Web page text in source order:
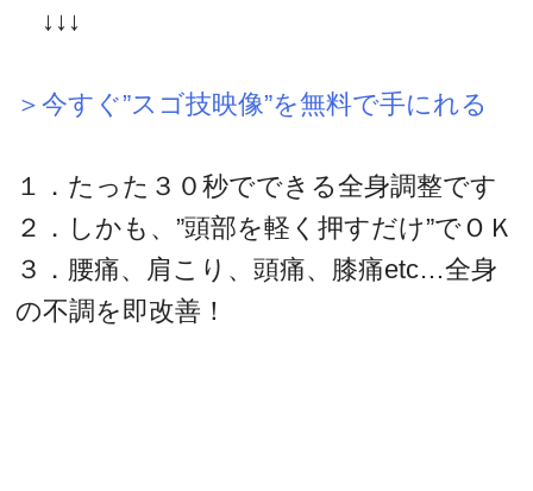
↓↓↓
＞今すぐ”スゴ技映像”を無料で手にれる
１．たった３０秒でできる全身調整です
２．しかも、”頭部を軽く押すだけ”でＯＫ
３．腰痛、肩こり、頭痛、膝痛etc…全身
の不調を即改善！